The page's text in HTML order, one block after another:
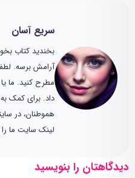
سریع آسان
بخندید کتاب
آرامش برسه.
مطرح کنید. ما
داد. برای کمک
هموطنان، در
لینک سایت ما
دیدگاهتان را بنویسید